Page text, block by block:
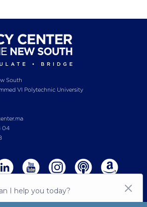
South
VI Polytechnic University
04